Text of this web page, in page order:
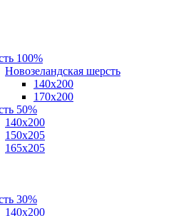
100%
Новозеландская шерсть
140х200
170x200
50%
140x200
150х205
165х205
30%
140х200